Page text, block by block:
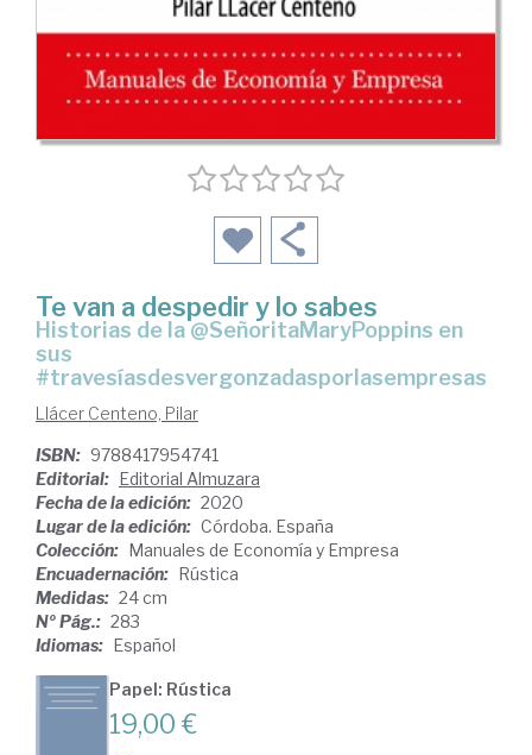
Te van a despedir y lo sabes
historias de la @SeñoritaMaryPoppins en
sus
#travesíasdesvergonzadasporlasempresas
Llácer Centeno, Pilar
ISBN: 9788417954741
Editorial: Editorial Almuzara
Fecha de la edición: 2020
Lugar de la edición: Córdoba. España
Colección: Manuales de Economía y Empresa
Encuadernación: Rústica
Medidas: 24 cm
Nº Pág.: 283
Idiomas: Español
Papel: Rústica
19,00 €